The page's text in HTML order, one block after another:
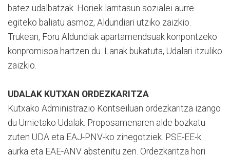
batez udalbatzak. Horiek larritasun sozialei aurre
egiteko baliatu asmoz, Aldundiari utziko zaizkio.
Trukean, Foru Aldundiak apartamendsuak konpontzeko
konpromisoa hartzen du. Lanak bukatuta, Udalari itzuliko
zaizkio.
UDALAK KUTXAN ORDEZKARITZA
Kutxako Administrazio Kontseiluan ordezkaritza izango
du Urnietako Udalak. Proposamenaren alde bozkatu
zuten UDA eta EAJ-PNV-ko zinegotziek. PSE-EE-k
aurka eta EAE-ANV abstenitu zen. Ordezkaritza hori